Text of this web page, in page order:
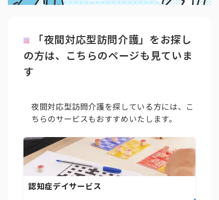
「夜間対応型訪問介護」をお探し
の方は、こちらのページも見ていま
す
夜間対応型訪問介護を探している方には、こ
ちらのサービスもおすすめいたします。
認知症デイサービス